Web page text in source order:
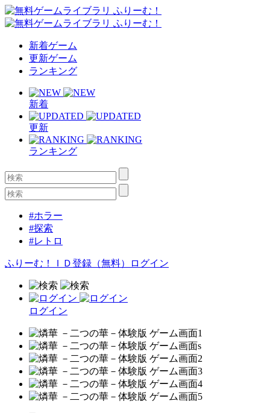
新着ゲーム
更新ゲーム
ランキング
新着
更新
ランキング
#ホラー
#探索
#レトロ
ふりーむ！ＩＤ登録（無料） ログイン
ログイン